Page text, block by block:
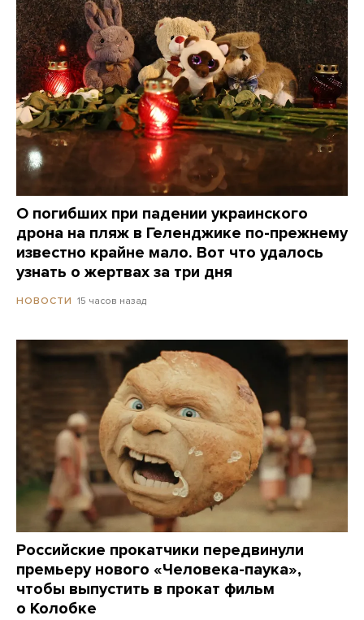
О погибших при падении украинского
дрона на пляж в Геленджике по-прежнему
известно крайне мало. Вот что удалось
узнать о жертвах за три дня
НОВОСТИ 15 часов назад
Российские прокатчики передвинули
премьеру нового «Человека-паука»,
чтобы выпустить в прокат фильм
о Колобке